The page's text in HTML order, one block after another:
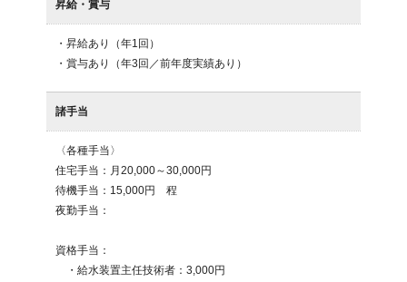
昇給・賞与
・昇給あり（年1回）
・賞与あり（年3回／前年度実績あり）
諸手当
〈各種手当〉
住宅手当：月20,000～30,000円
待機手当：15,000円　程
夜勤手当：
資格手当：
・給水装置主任技術者：3,000円